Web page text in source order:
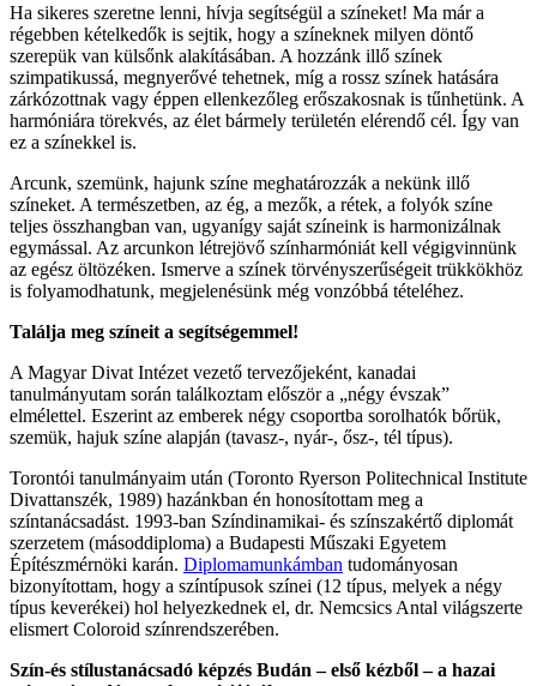
Ha sikeres szeretne lenni, hívja segítségül a színeket! Ma már a
régebben kételkedők is sejtik, hogy a színeknek milyen döntő
szerepük van külsőnk alakításában. A hozzánk illő színek
szimpatikussá, megnyerővé tehetnek, míg a rossz színek hatására
zárkózottnak vagy éppen ellenkezőleg erőszakosnak is tűnhetünk. A
harmóniára törekvés, az élet bármely területén elérendő cél. Így van
ez a színekkel is.
Arcunk, szemünk, hajunk színe meghatározzák a nekünk illő
színeket. A természetben, az ég, a mezők, a rétek, a folyók színe
teljes összhangban van, ugyanígy saját színeink is harmonizálnak
egymással. Az arcunkon létrejövő színharmóniát kell végigvinnünk
az egész öltözéken. Ismerve a színek törvényszerűségeit trükkökhöz
is folyamodhatunk, megjelenésünk még vonzóbbá tételéhez.
Találja meg színeit a segítségemmel!
A Magyar Divat Intézet vezető tervezőjeként, kanadai
tanulmányutam során találkoztam először a „négy évszak”
elmélettel. Eszerint az emberek négy csoportba sorolhatók bőrük,
szemük, hajuk színe alapján (tavasz-, nyár-, ősz-, tél típus).
Torontói tanulmányaim után (Toronto Ryerson Politechnical Institute
Divattanszék, 1989) hazánkban én honosítottam meg a
színtanácsadást. 1993-ban Színdinamikai- és színszakértő diplomát
szerzetem (másoddiploma) a Budapesti Műszaki Egyetem
Építészmérnöki karán. Diplomamunkámban tudományosan
bizonyítottam, hogy a színtípusok színei (12 típus, melyek a négy
típus keverékei) hol helyezkednek el, dr. Nemcsics Antal világszerte
elismert Coloroid színrendszerében.
Szín-és stílustanácsadó képzés Budán – első kézből – a hazai